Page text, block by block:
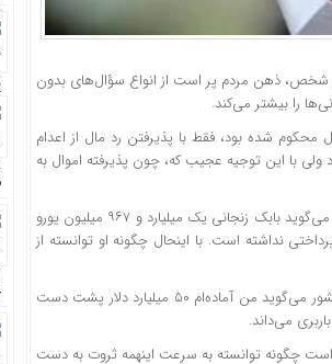
شخص، ذهن مردم پر است از انواع سؤال‌های بدون
را بیشتر می‌کند.
شده بود، فقط با پذیرفتن رد مال از اعدام
ولی با این توجیه عجیب که، چون پذیرفته اموال به
سؤال دیگر اینست که برخلاف ادعای برگرداندن اموال، بانک مرکزی می‌گوید بابک زنجانی یک میلیارد و ۹۶۷ میلیون یورو
و غیر از ۱۵ میلیون دلار هیچ پرداختی نداشته است. با اینحال چگونه او توانسته از
مهم‌تر اینکه یک مفسد اقتصادی با اینهمه بدهی به سیستم مالی کشور می‌گوید من آماده‌ام ۵۰ میلیارد دلار پشت دست
می‌داند.
چگونه توانسته به سرعت اینهمه ثروت به دست